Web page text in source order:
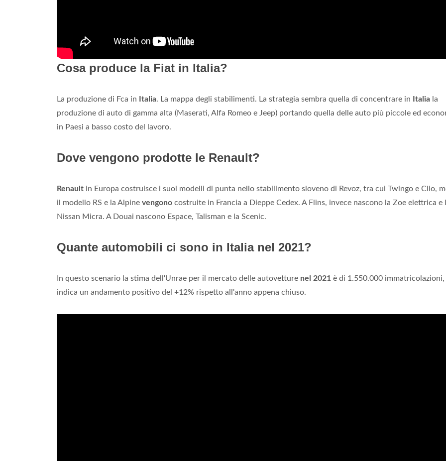
Cosa produce la Fiat in Italia?
La produzione di Fca in Italia. La mappa degli stabilimenti. La strategia sembra quella di concentrare in Italia la
produzione di auto di gamma alta (Maserati, Alfa Romeo e Jeep) portando quella delle auto più piccole ed
in Paesi a basso costo del lavoro.
Dove vengono prodotte le Renault?
Renault in Europa costruisce i suoi modelli di punta nello stabilimento sloveno di Revoz, tra cui Twingo e Clio,
il modello RS e la Alpine vengono costruite in Francia a Dieppe Cedex. A Flins, invece nascono la Zoe elettrica e
Nissan Micra. A Douai nascono Espace, Talisman e la Scenic.
Quante automobili ci sono in Italia nel 2021?
In questo scenario la stima dell'Unrae per il mercato delle autovetture nel 2021 è di 1.550.000 immatricolazioni,
indica un andamento positivo del +12% rispetto all'anno appena chiuso.